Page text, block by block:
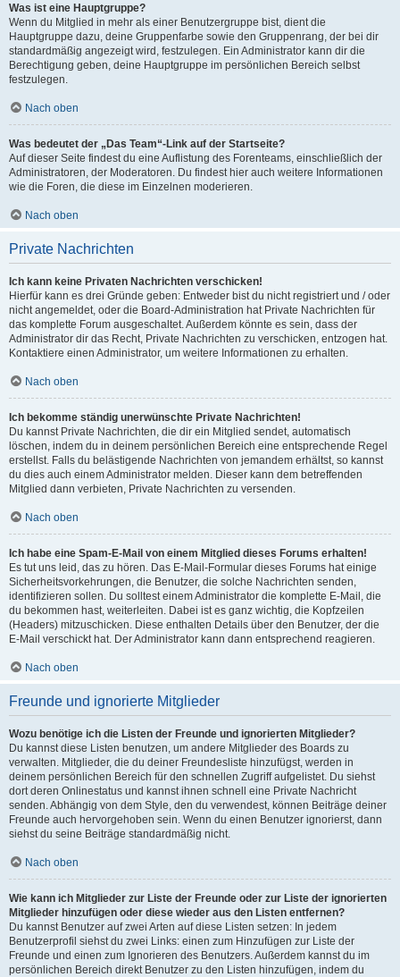
Was ist eine Hauptgruppe?
Wenn du Mitglied in mehr als einer Benutzergruppe bist, dient die
Hauptgruppe dazu, deine Gruppenfarbe sowie den Gruppenrang, der bei dir
standardmäßig angezeigt wird, festzulegen. Ein Administrator kann dir die
Berechtigung geben, deine Hauptgruppe im persönlichen Bereich selbst
festzulegen.
Nach oben
Was bedeutet der „Das Team“-Link auf der Startseite?
Auf dieser Seite findest du eine Auflistung des Forenteams, einschließlich der
Administratoren, der Moderatoren. Du findest hier auch weitere Informationen
wie die Foren, die diese im Einzelnen moderieren.
Nach oben
Private Nachrichten
Ich kann keine Privaten Nachrichten verschicken!
Hierfür kann es drei Gründe geben: Entweder bist du nicht registriert und / oder
nicht angemeldet, oder die Board-Administration hat Private Nachrichten für
das komplette Forum ausgeschaltet. Außerdem könnte es sein, dass der
Administrator dir das Recht, Private Nachrichten zu verschicken, entzogen hat.
Kontaktiere einen Administrator, um weitere Informationen zu erhalten.
Nach oben
Ich bekomme ständig unerwünschte Private Nachrichten!
Du kannst Private Nachrichten, die dir ein Mitglied sendet, automatisch
löschen, indem du in deinem persönlichen Bereich eine entsprechende Regel
erstellst. Falls du belästigende Nachrichten von jemandem erhältst, so kannst
du dies auch einem Administrator melden. Dieser kann dem betreffenden
Mitglied dann verbieten, Private Nachrichten zu versenden.
Nach oben
Ich habe eine Spam-E-Mail von einem Mitglied dieses Forums erhalten!
Es tut uns leid, das zu hören. Das E-Mail-Formular dieses Forums hat einige
Sicherheitsvorkehrungen, die Benutzer, die solche Nachrichten senden,
identifizieren sollen. Du solltest einem Administrator die komplette E-Mail, die
du bekommen hast, weiterleiten. Dabei ist es ganz wichtig, die Kopfzeilen
(Headers) mitzuschicken. Diese enthalten Details über den Benutzer, der die
E-Mail verschickt hat. Der Administrator kann dann entsprechend reagieren.
Nach oben
Freunde und ignorierte Mitglieder
Wozu benötige ich die Listen der Freunde und ignorierten Mitglieder?
Du kannst diese Listen benutzen, um andere Mitglieder des Boards zu
verwalten. Mitglieder, die du deiner Freundesliste hinzufügst, werden in
deinem persönlichen Bereich für den schnellen Zugriff aufgelistet. Du siehst
dort deren Onlinestatus und kannst ihnen schnell eine Private Nachricht
senden. Abhängig von dem Style, den du verwendest, können Beiträge deiner
Freunde auch hervorgehoben sein. Wenn du einen Benutzer ignorierst, dann
siehst du seine Beiträge standardmäßig nicht.
Nach oben
Wie kann ich Mitglieder zur Liste der Freunde oder zur Liste der ignorierten
Mitglieder hinzufügen oder diese wieder aus den Listen entfernen?
Du kannst Benutzer auf zwei Arten auf diese Listen setzen: In jedem
Benutzerprofil siehst du zwei Links: einen zum Hinzufügen zur Liste der
Freunde und einen zum Ignorieren des Benutzers. Außerdem kannst du im
persönlichen Bereich direkt Benutzer zu den Listen hinzufügen, indem du